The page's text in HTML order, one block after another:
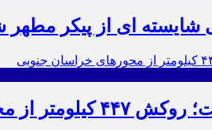
شایسته ای از پیکر
خراسان جنوبی